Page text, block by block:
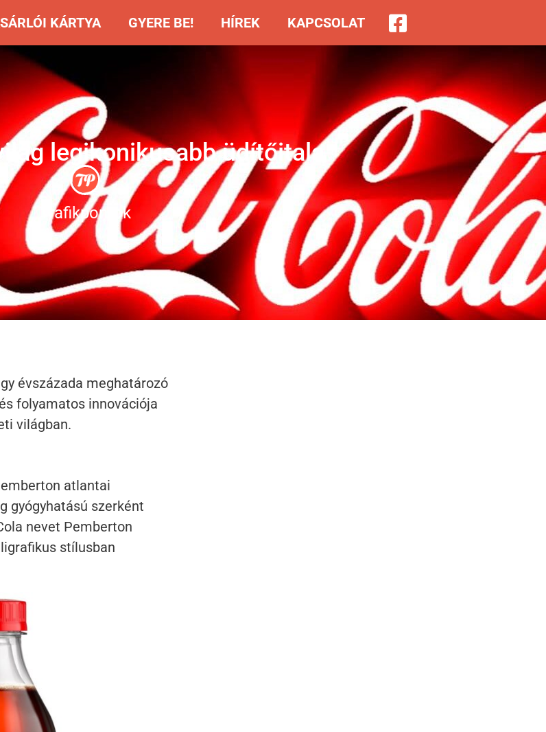
KÁRTYA GYERE BE! HÍREK KAPCSOLAT
legikonikusabb üdítőitala
Trafikpontok
évszázada meghatározó
folyamatos innovációja
világban.
atlantai
gyógyhatású szerként
nevet Pemberton
stílusban